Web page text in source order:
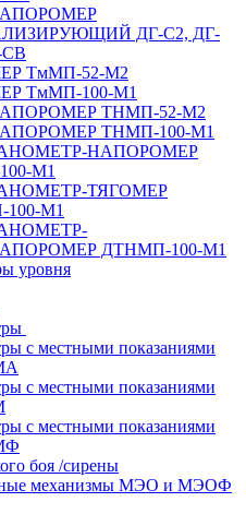
ДГ-С2, ДГ-
ТмМП-52-М2
ТмМП-100-М1
ТНМП-52-М2
ТНМП-100-М1
НАПОРОМЕР
М1
ТЯГОМЕР
М1
ДТНМП-100-М1
уровня
с местными показаниями
с местными показаниями
с местными показаниями
боя /сирены
механизмы МЭО и МЭОФ